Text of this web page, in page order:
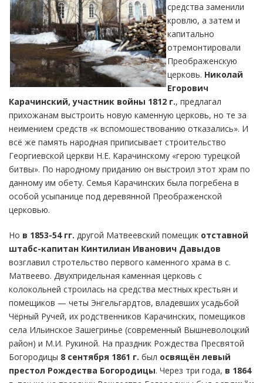
средства заменили
кровлю, а затем и
капитально
отремонтировали
Преображенскую
церковь. Николай
Егорович
Карачинский, участник войны 1812 г., предлагал
прихожанам выстроить новую каменную церковь, но те за
неимением средств «к вспомошествованию отказались». И
всё же память народная приписывает строительство
Георгиевской церкви Н.Е. Карачинскому «герою турецкой
битвы». По народному приданию он выстроил этот храм по
данному им обету. Семья Карачинских была погребена в
особой усыпанице под деревянной Преображенской
церковью.
Но в 1853-54 гг. другой Матвеевский помещик отставной
штабс-капитан Кинтилиан Иванович Давыдов
возглавил стротельство первого каменного храма в с.
Матвеево. Двухпридельная каменная церковь с
колокольней строилась на средства местных крестьян и
помещиков — четы Энгельгардтов, владевших усадьбой
Чёрный Ручей, их родственников Карачинских, помещиков
села Ильинское Зашегринье (современный Вышневолоцкий
район) и М.И. Рукиной. На праздник Рождества Пресвятой
Богородицы 8 сентября 1861 г. был освящён левый
престол Рождества Богородицы. Через три года, в 1864